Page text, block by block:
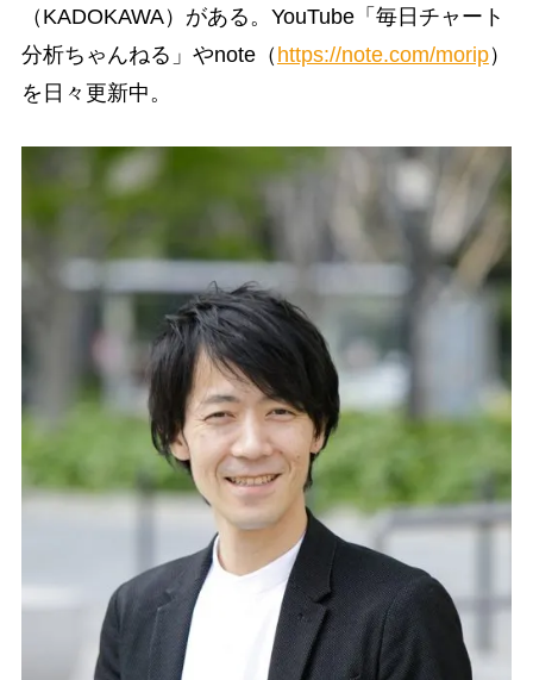
（KADOKAWA）がある。YouTube「毎日チャート
分析ちゃんねる」やnote（ https://note.com/morip）
を日々更新中。